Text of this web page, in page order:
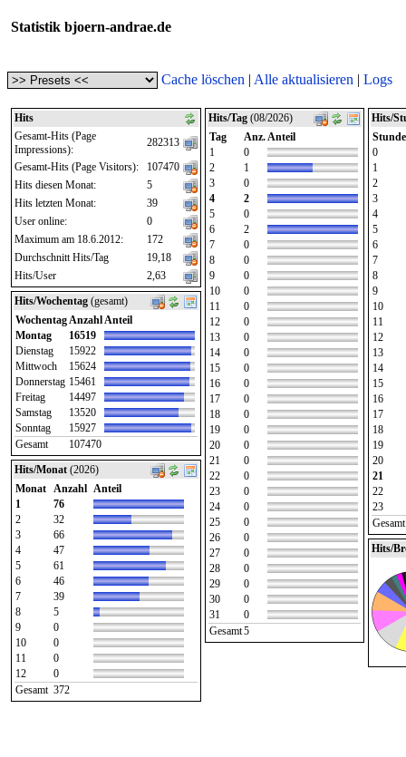
Statistik bjoern-andrae.de
Cache löschen | Alle aktualisieren | Logs
Hits
Gesamt-Hits (Page
Impressions):
282313
Gesamt-Hits (Page Visitors):
107470
Hits diesen Monat:
5
Hits letzten Monat:
39
User online:
0
Maximum am 18.6.2012:
172
Durchschnitt Hits/Tag
19,18
Hits/User
2,63
Hits/Wochentag (gesamt)
Wochentag Anzahl Anteil
Montag
16519
Dienstag
15922
Mittwoch
15624
Donnerstag 15461
Freitag
14497
Samstag
13520
Sonntag
15927
Gesamt
107470
Hits/Monat (2026)
Monat
Anzahl Anteil
1
76
2
32
3
66
4
47
5
61
6
46
7
39
8
5
9
0
10
0
11
0
12
0
Gesamt 372
Hits/Tag (08/2026)
Tag
Anz. Anteil
1
0
2
1
3
0
4
2
5
0
6
2
7
0
8
0
9
0
10
0
11
0
12
0
13
0
14
0
15
0
16
0
17
0
18
0
19
0
20
0
21
0
22
0
23
0
24
0
25
0
26
0
27
0
28
0
29
0
30
0
31
0
Gesamt5
Hits/
Stunde
0
1
2
3
4
5
6
7
8
9
10
11
12
13
14
15
16
17
18
19
20
21
22
23
Gesamt
Hits/